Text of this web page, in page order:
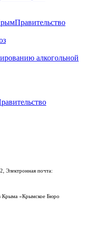
Правительство
Электронная почта:
Крыма «Крымское Бюро